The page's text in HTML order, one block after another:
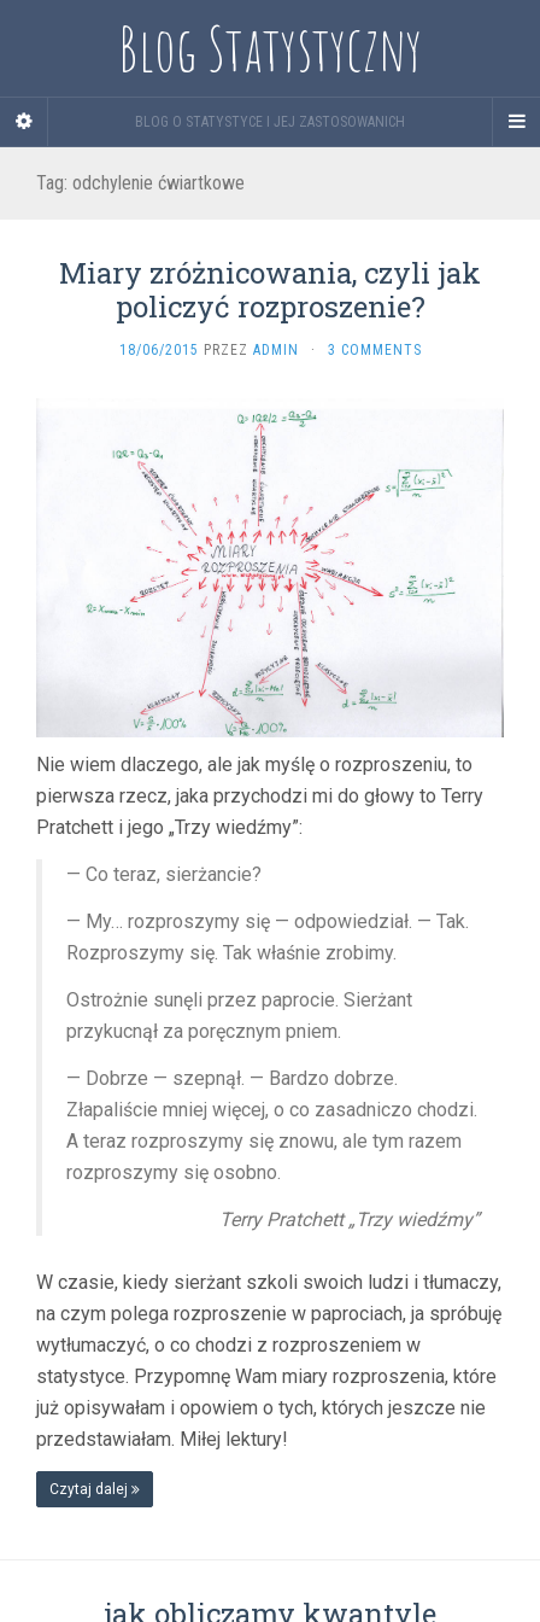
Blog Statystyczny
BLOG O STATYSTYCE I JEJ ZASTOSOWANICH
Tag: odchylenie ćwiartkowe
Miary zróżnicowania, czyli jak
policzyć rozproszenie?
18/06/2015 PRZEZ ADMIN · 3 COMMENTS
Nie wiem dlaczego, ale jak myślę o rozproszeniu, to
pierwsza rzecz, jaka przychodzi mi do głowy to Terry
Pratchett i jego „Trzy wiedźmy”:
— Co teraz, sierżancie?
— My… rozproszymy się — odpowiedział. — Tak.
Rozproszymy się. Tak właśnie zrobimy.
Ostrożnie sunęli przez paprocie. Sierżant
przykucnął za poręcznym pniem.
— Dobrze — szepnął. — Bardzo dobrze.
Złapaliście mniej więcej, o co zasadniczo chodzi.
A teraz rozproszymy się znowu, ale tym razem
rozproszymy się osobno.
Terry Pratchett „Trzy wiedźmy”
W czasie, kiedy sierżant szkoli swoich ludzi i tłumaczy,
na czym polega rozproszenie w paprociach, ja spróbuję
wytłumaczyć, o co chodzi z rozproszeniem w
statystyce. Przypomnę Wam miary rozproszenia, które
już opisywałam i opowiem o tych, których jeszcze nie
przedstawiałam. Miłej lektury!
Czytaj dalej
jak obliczamy kwantyle